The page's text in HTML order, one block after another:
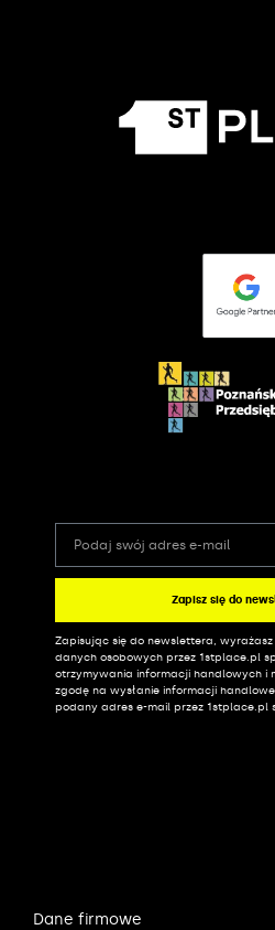
Zapisz się do
Alternative:
Zapisując się do newslettera,
danych osobowych przez 1stplace.pl
otrzymywania informacji handlowych i
zgodę na wysłanie informacji
podany adres e-mail przez 1stplace.pl
Dane firmowe